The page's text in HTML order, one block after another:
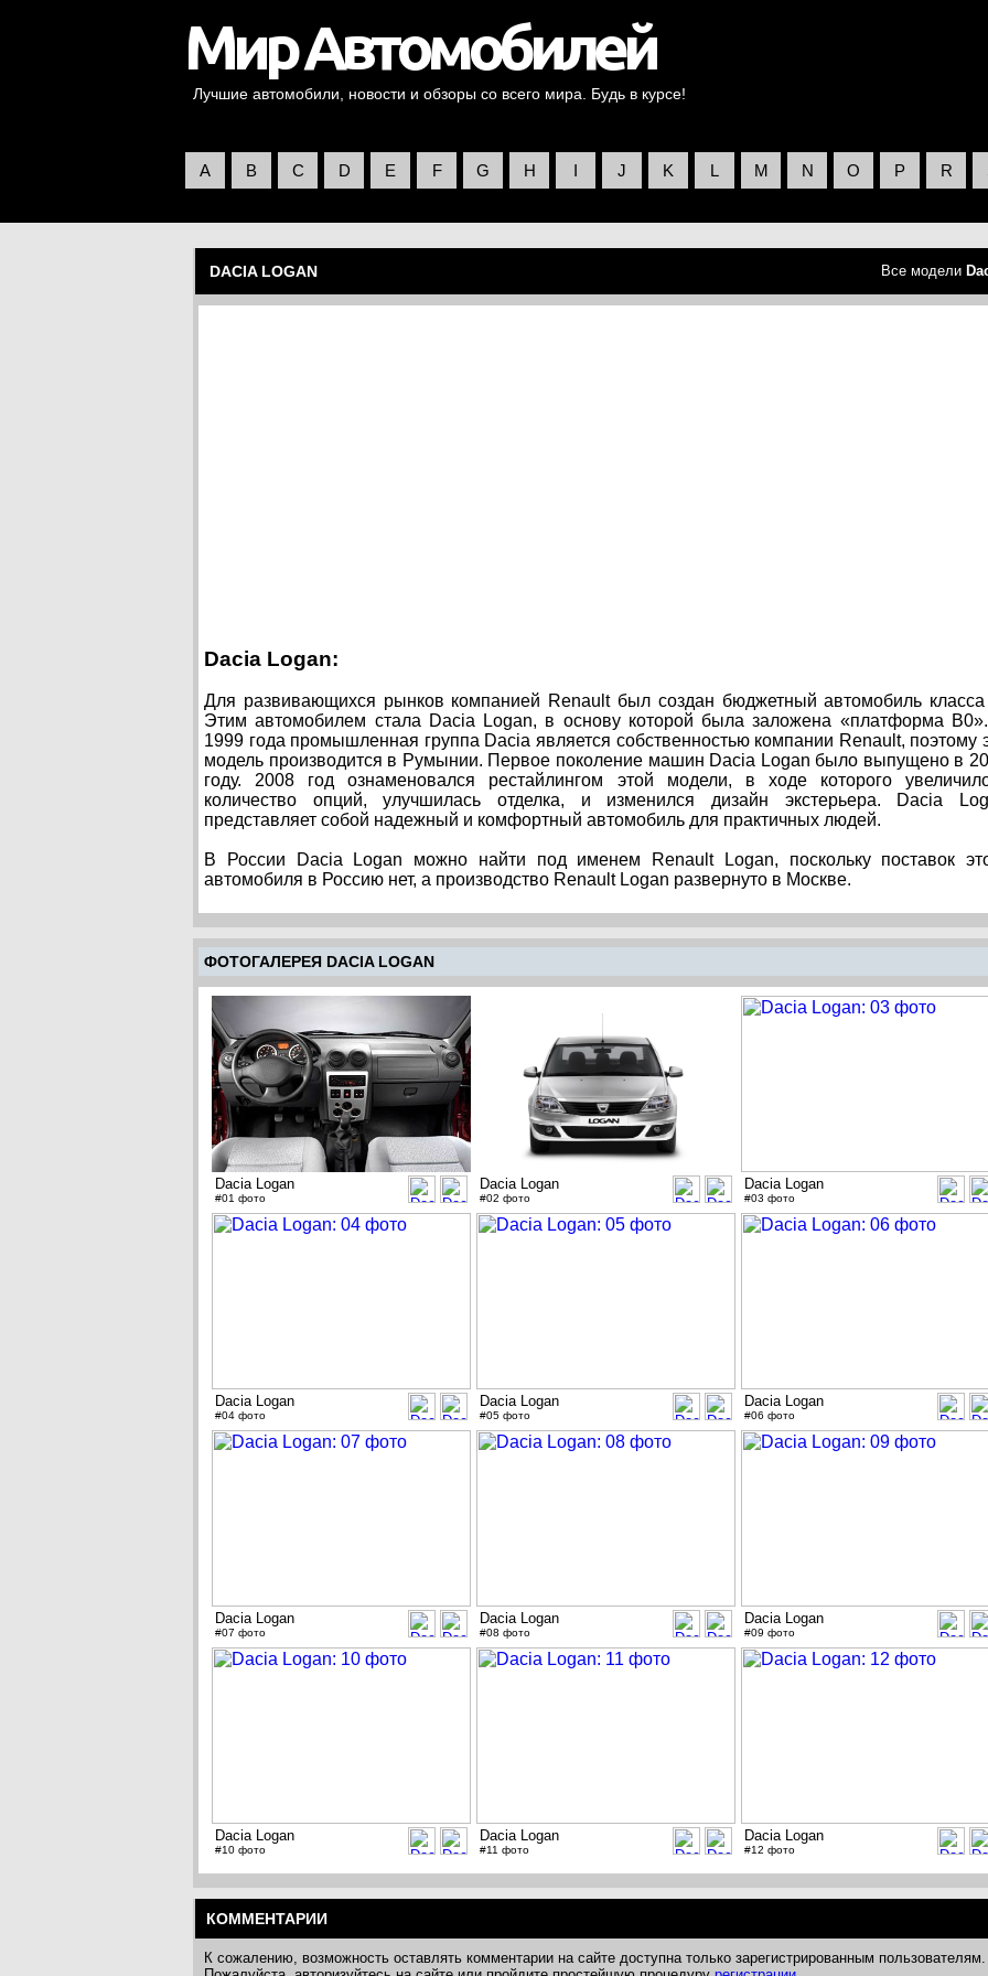
Лучшие автомобили, новости и обзоры со всего мира. Будь в курсе!
A B C D E F G H I J K L M N O P R
DACIA LOGAN Все модели
Dacia Logan:
Для развивающихся рынков компанией Renault был создан бюджетный автомобиль
Этим автомобилем стала Dacia Logan, в основу которой была заложена «платформа
1999 года промышленная группа Dacia является собственностью компании Renault, поэтому
модель производится в Румынии. Первое поколение машин Dacia Logan было выпущено в
году. 2008 год ознаменовался рестайлингом этой модели, в ходе которого
количество опций, улучшилась отделка, и изменился дизайн экстерьера. Dacia
представляет собой надежный и комфортный автомобиль для практичных людей.
В России Dacia Logan можно найти под именем Renault Logan, поскольку поставок
автомобиля в Россию нет, а производство Renault Logan развернуто в Москве.
ФОТОГАЛЕРЕЯ DACIA LOGAN
Dacia Logan
#01 фото
Dacia Logan
#02 фото
Dacia Logan
#03 фото
Dacia Logan
#04 фото
Dacia Logan
#05 фото
Dacia Logan
#06 фото
Dacia Logan
#07 фото
Dacia Logan
#08 фото
Dacia Logan
#09 фото
Dacia Logan
#10 фото
Dacia Logan
#11 фото
Dacia Logan
#12 фото
КОММЕНТАРИИ
К сожалению, возможность оставлять комментарии на сайте доступна только зарегистрированным пользователям.